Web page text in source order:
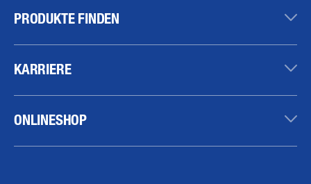
PRODUKTE FINDEN
KARRIERE
ONLINESHOP